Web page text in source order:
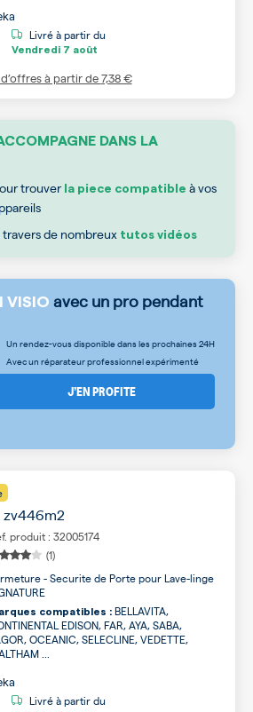
Livré à partir du
Vendredi 7 août
d’offres à partir de7,38 €
DANS LA
trouver la piece compatible à vos
travers de nombreux tutos vidéos
VISIO avec un pro pendant
Un rendez-vous disponible dans les prochaines 24H
Avec un réparateur professionnel expérimenté
J’EN PROFITE
produit : 32005174
(1)
- Securite de Porte pour Lave-linge
compatibles : BELLAVITA,
EDISON, FAR, AYA, SABA,
OCEANIC, SELECLINE, VEDETTE,
...
Livré à partir du